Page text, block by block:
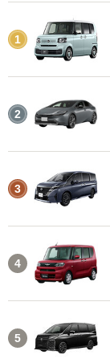
1
2
3
4
5